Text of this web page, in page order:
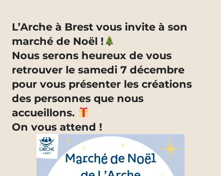
L’Arche à Brest vous invite à son
marché de Noël !
Nous serons heureux de vous
retrouver le samedi 7 décembre
pour vous présenter les créations
des personnes que nous
accueillons.
On vous attend !